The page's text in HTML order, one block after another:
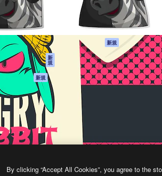
画生成ツール
音声合成ツール
ックコンテン
ChatGPT
MCP
新
規
ージェント 新規
イルアプリ
べてのMagnificツ
利用規約
プライバシーポリ
シー
オリジナル
新規
クッキーポリシー
トラストセンター
アフィリエイト
法人向け
検
イ
コ
する
プ
By clicking “Accept All Cookies”, you agree to the